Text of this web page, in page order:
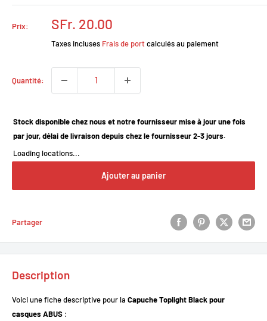
Prix:
Prix
SFr. 20.00
Taxes incluses Frais de portcalculés au paiement
Quantité:
Stock disponible chez nous et notre fournisseur mise à jour une fois
par jour, délai de livraison depuis chez le fournisseur 2-3 jours.
Loading locations...
Ajouter au panier
Partager
Description
Voici une fiche descriptive pour la Capuche Toplight Black pour
casques ABUS :